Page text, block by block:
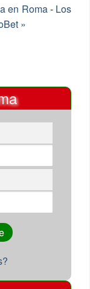
en Roma- Los
»